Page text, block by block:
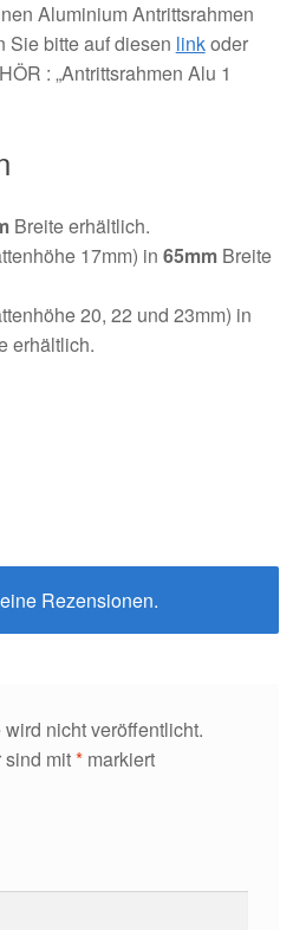
Aluminium Antrittsrahmen
Sie bitte auf diesen linkoder
: „Antrittsrahmen Alu 1
Breite erhältlich.
17mm) in 65mmBreite
20, 22 und 23mm) in
erhältlich.
Rezensionen.
nicht veröffentlicht.
sind mit*markiert